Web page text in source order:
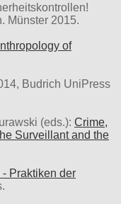
Münster 2015.
of
Budrich UniPress
(eds.): Crime,
Surveillant and the
Praktiken der